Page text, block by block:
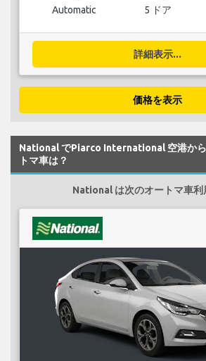
Automatic 5 ドア
詳細表示...
価格を表示
National でPiarco International 空港か
トマ車は？
National は次のオートマ車利